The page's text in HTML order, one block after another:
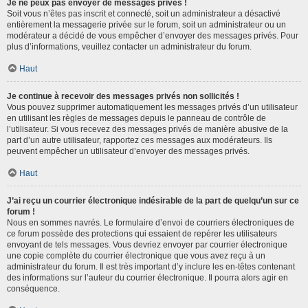
Je ne peux pas envoyer de messages privés !
Soit vous n’êtes pas inscrit et connecté, soit un administrateur a désactivé
entièrement la messagerie privée sur le forum, soit un administrateur ou un
modérateur a décidé de vous empêcher d’envoyer des messages privés. Pour
plus d’informations, veuillez contacter un administrateur du forum.
Haut
Je continue à recevoir des messages privés non sollicités !
Vous pouvez supprimer automatiquement les messages privés d’un utilisateur
en utilisant les règles de messages depuis le panneau de contrôle de
l’utilisateur. Si vous recevez des messages privés de manière abusive de la
part d’un autre utilisateur, rapportez ces messages aux modérateurs. Ils
peuvent empêcher un utilisateur d’envoyer des messages privés.
Haut
J’ai reçu un courrier électronique indésirable de la part de quelqu’un sur ce
forum !
Nous en sommes navrés. Le formulaire d’envoi de courriers électroniques de
ce forum possède des protections qui essaient de repérer les utilisateurs
envoyant de tels messages. Vous devriez envoyer par courrier électronique
une copie complète du courrier électronique que vous avez reçu à un
administrateur du forum. Il est très important d’y inclure les en-têtes contenant
des informations sur l’auteur du courrier électronique. Il pourra alors agir en
conséquence.